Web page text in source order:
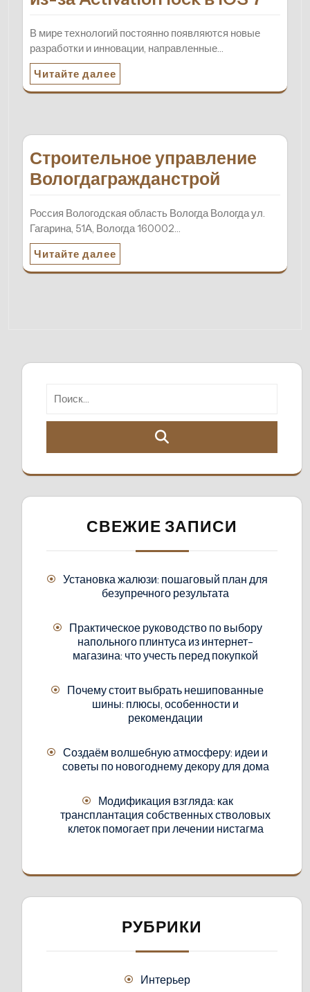
В мире технологий постоянно появляются новые
разработки и инновации, направленные…
Читайте далее
Строительное управление
Вологдагражданстрой
Россия Вологодская область Вологда Вологда ул.
Гагарина, 51А, Вологда 160002…
Читайте далее
СВЕЖИЕ ЗАПИСИ
Установка жалюзи: пошаговый план для
безупречного результата
Практическое руководство по выбору
напольного плинтуса из интернет-
магазина: что учесть перед покупкой
Почему стоит выбрать нешипованные
шины: плюсы, особенности и
рекомендации
Создаём волшебную атмосферу: идеи и
советы по новогоднему декору для дома
Модификация взгляда: как
трансплантация собственных стволовых
клеток помогает при лечении нистагма
РУБРИКИ
Интерьер